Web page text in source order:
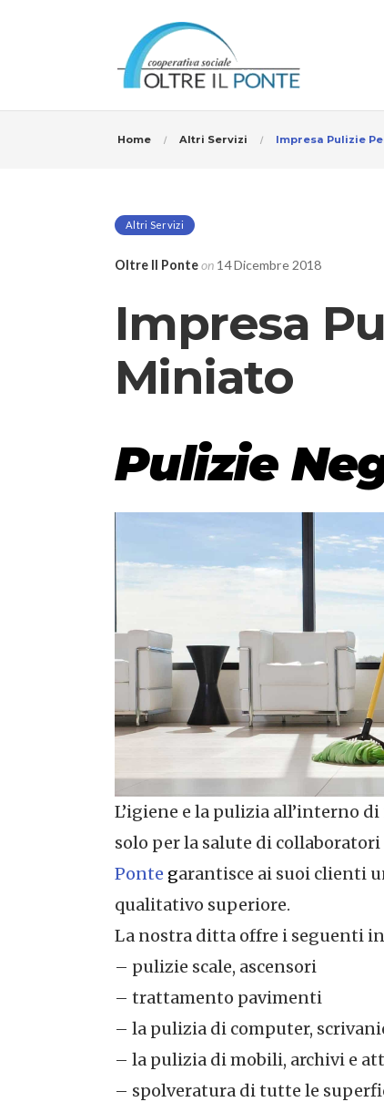
Home Altri Servizi Impresa Pulizie
Altri Servizi
Oltre Il Ponteon 14 Dicembre 2018
Impresa
Miniato
Pulizie
L’igiene e la pulizia all’interno
solo per la salute di
Ponte garantisce ai suoi clienti
qualitativo superiore.
La nostra ditta offre i seguenti
– pulizie scale, ascensori
– trattamento pavimenti
– la pulizia di computer,
– la pulizia di mobili, archivi e
– spolveratura di tutte le